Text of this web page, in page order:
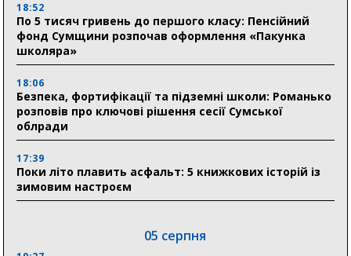
18:52
По 5 тисяч гривень до першого класу: Пенсійний
фонд Сумщини розпочав оформлення «Пакунка
школяра»
18:06
Безпека, фортифікації та підземні школи: Романько
розповів про ключові рішення сесії Сумської
облради
17:39
Поки літо плавить асфальт: 5 книжкових історій із
зимовим настроєм
05 серпня